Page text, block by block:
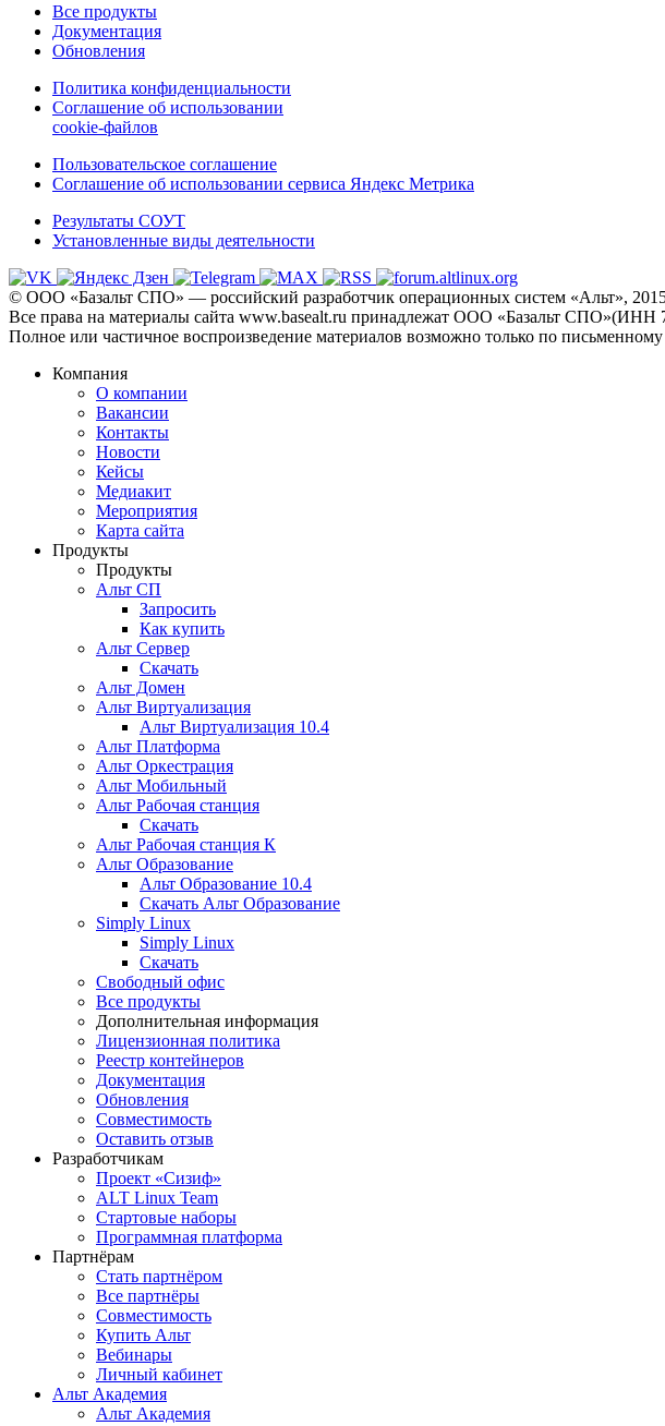
Все продукты
Документация
Обновления
Политика конфиденциальности
Соглашение об использовании
cookie-файлов
Пользовательское соглашение
Соглашение об использовании сервиса Яндекс Метрика
Результаты СОУТ
Установленные виды деятельности
© ООО «Базальт СПО» — российский разработчик операционных систем «Альт»,
Все права на материалы сайта www.basealt.ru принадлежат ООО «Базальт СПО»(ИНН
Полное или частичное воспроизведение материалов возможно только по
Компания
О компании
Вакансии
Контакты
Новости
Кейсы
Медиакит
Мероприятия
Карта сайта
Продукты
Продукты
Альт СП
Запросить
Как купить
Альт Сервер
Скачать
Альт Домен
Альт Виртуализация
Альт Виртуализация 10.4
Альт Платформа
Альт Оркестрация
Альт Мобильный
Альт Рабочая станция
Скачать
Альт Рабочая станция К
Альт Образование
Альт Образование 10.4
Скачать Альт Образование
Simply Linux
Simply Linux
Скачать
Свободный офис
Все продукты
Дополнительная информация
Лицензионная политика
Реестр контейнеров
Документация
Обновления
Совместимость
Оставить отзыв
Разработчикам
Проект «Сизиф»
ALT Linux Team
Стартовые наборы
Программная платформа
Партнёрам
Стать партнёром
Все партнёры
Совместимость
Купить Альт
Вебинары
Личный кабинет
Альт Академия
Альт Академия